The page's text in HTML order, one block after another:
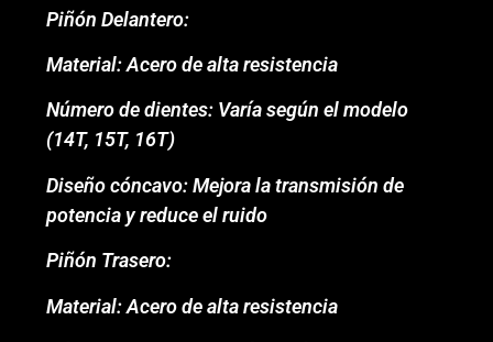
Piñón Delantero:
Material: Acero de alta resistencia
Número de dientes: Varía según el modelo
(14T, 15T, 16T)
Diseño cóncavo: Mejora la transmisión de
potencia y reduce el ruido
Piñón Trasero:
Material: Acero de alta resistencia